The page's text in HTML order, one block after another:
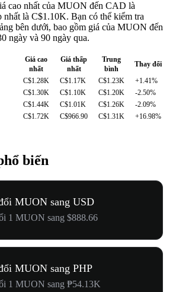
cao nhất của MUON đến CAD là
nhất là C$1.10K. Bạn có thể kiểm tra
bên dưới, bao gồm giá của MUON đến
ngày và 90 ngày qua.
Giá cao
nhất
Giá thấp
nhất
Trung
bình
Thay đổi
C$1.28K C$1.17K C$1.23K
+1.41%
C$1.30K C$1.10K C$1.20K
-2.50%
C$1.44K C$1.01K C$1.26K
-2.09%
C$1.72K C$966.90 C$1.31K +16.98%
biến
MUON sang USD
1 MUON sang $888.66
MUON sang PHP
1 MUON sang ₱54.13K